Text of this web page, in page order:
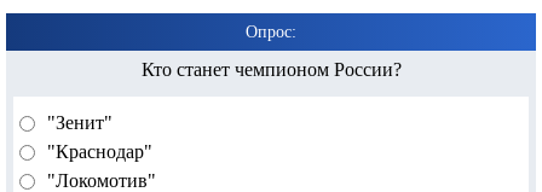
Опрос:
Кто станет чемпионом России?
"Зенит"
"Краснодар"
"Локомотив"